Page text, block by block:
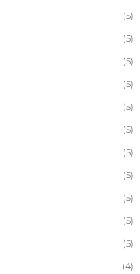
(5)
(5)
(5)
(5)
(5)
(5)
(5)
(5)
(5)
(5)
(5)
(4)